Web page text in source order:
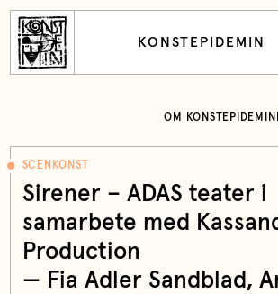
KONSTEPIDEMIN
OM KONSTEPIDEMIN
SCENKONST
Sirener – ADAS teater i
samarbete med
Production
— Fia Adler Sandblad,